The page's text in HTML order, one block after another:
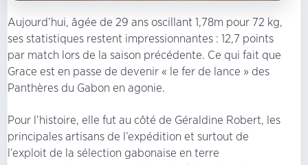
Aujourd’hui, âgée de 29 ans oscillant 1,78m pour 72 kg,
ses statistiques restent impressionnantes : 12,7 points
par match lors de la saison précédente. Ce qui fait que
Grace est en passe de devenir « le fer de lance » des
Panthères du Gabon en agonie.
Pour l’histoire, elle fut au côté de Géraldine Robert, les
principales artisans de l’expédition et surtout de
l’exploit de la sélection gabonaise en terre